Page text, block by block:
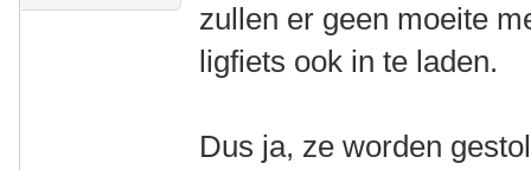
zullen er geen moeite
ligfiets ook in te laden.
Dus ja, ze worden